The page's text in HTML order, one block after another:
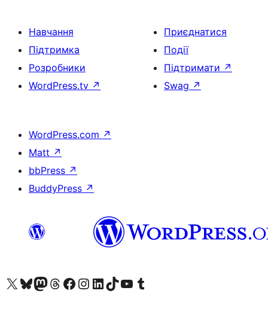
Навчання
Підтримка
Розробники
WordPress.tv ↗
Приєднатися
Події
Підтримати ↗
Swag ↗
WordPress.com ↗
Matt ↗
bbPress ↗
BuddyPress ↗
Visit our X (formerly Twitter) account
Visit our Bluesky account
Завітайте до нашої стрічки в Mastodon
Visit our Threads account
Завітайте на нашу сторінку в Facebook
Visit our Instagram account
Visit our LinkedIn account
Visit our TikTok account
Visit our YouTube channel
Visit our Tumblr account